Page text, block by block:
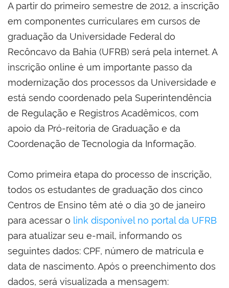
A partir do primeiro semestre de 2012, a inscrição
em componentes curriculares em cursos de
graduação da Universidade Federal do
Recôncavo da Bahia (UFRB) será pela internet. A
inscrição online é um importante passo da
modernização dos processos da Universidade e
está sendo coordenado pela Superintendência
de Regulação e Registros Acadêmicos, com
apoio da Pró-reitoria de Graduação e da
Coordenação de Tecnologia da Informação.
Como primeira etapa do processo de inscrição,
todos os estudantes de graduação dos cinco
Centros de Ensino têm até o dia 30 de janeiro
para acessar o link disponível no portal da UFRB
para atualizar seu e-mail, informando os
seguintes dados: CPF, número de matrícula e
data de nascimento. Após o preenchimento dos
dados, será visualizada a mensagem: